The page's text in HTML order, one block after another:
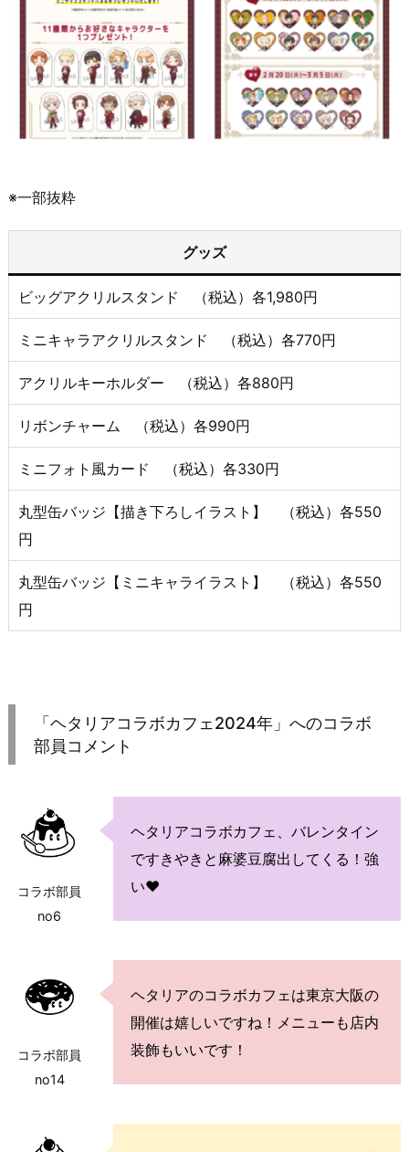
※一部抜粋
グッズ
ビッグアクリルスタンド （税込）各1,980円
ミニキャラアクリルスタンド （税込）各770円
アクリルキーホルダー （税込）各880円
リボンチャーム （税込）各990円
ミニフォト風カード （税込）各330円
丸型缶バッジ【描き下ろしイラスト】 （税込）各550
円
丸型缶バッジ【ミニキャライラスト】 （税込）各550
円
「ヘタリアコラボカフェ2024年」へのコラボ
部員コメント
コラボ部員
no6
ヘタリアコラボカフェ、バレンタイン
ですきやきと麻婆豆腐出してくる！強
い♥
コラボ部員
no14
ヘタリアのコラボカフェは東京大阪の
開催は嬉しいですね！メニューも店内
装飾もいいです！